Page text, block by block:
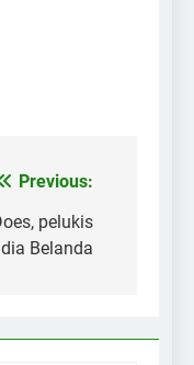
Previous:
pelukis
Belanda